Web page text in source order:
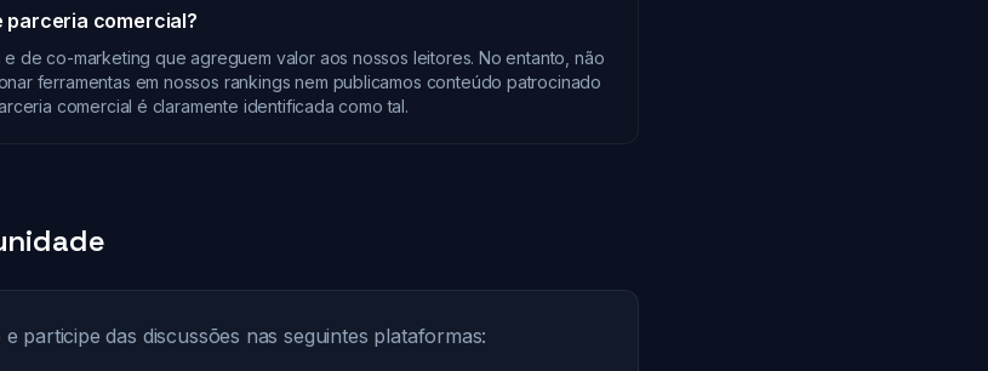
parceria comercial?
de co-marketing que agreguem valor aos nossos leitores. No entanto, não
ferramentas em nossos rankings nem publicamos conteúdo patrocinado
comercial é claramente identificada como tal.
participe das discussões nas seguintes plataformas: